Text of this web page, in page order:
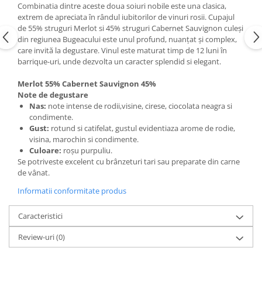
Combinatia dintre aceste doua soiuri nobile este una clasica,
extrem de apreciata în rândul iubitorilor de vinuri rosii. Cupajul
de 55% struguri Merlot si 45% struguri Cabernet Sauvignon culeși
din regiunea Bugeacului este unul profund, nuanțat și complex,
care invită la degustare. Vinul este maturat timp de 12 luni în
barrique-uri, unde dezvolta un caracter splendid si elegant.
Merlot 55% Cabernet Sauvignon 45%
Note de degustare
Nas: note intense de rodii,visine, cirese, ciocolata neagra si
condimente.
Gust: rotund si catifelat, gustul evidentiaza arome de rodie,
visina, marochin si condimente.
Culoare: roșu purpuliu.
Se potriveste excelent cu brânzeturi tari sau preparate din carne
de vânat.
Informatii conformitate produs
Caracteristici
Review-uri(0)